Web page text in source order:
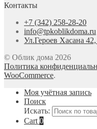
Контакты
+7 (342) 258-28-20
info@tpkoblikdoma.ru
Ул.Героев Хасана
© Облик дома 2026
Политика
WooCommerce.
Моя учётная запись
Поиск
Искать:
Cart 0